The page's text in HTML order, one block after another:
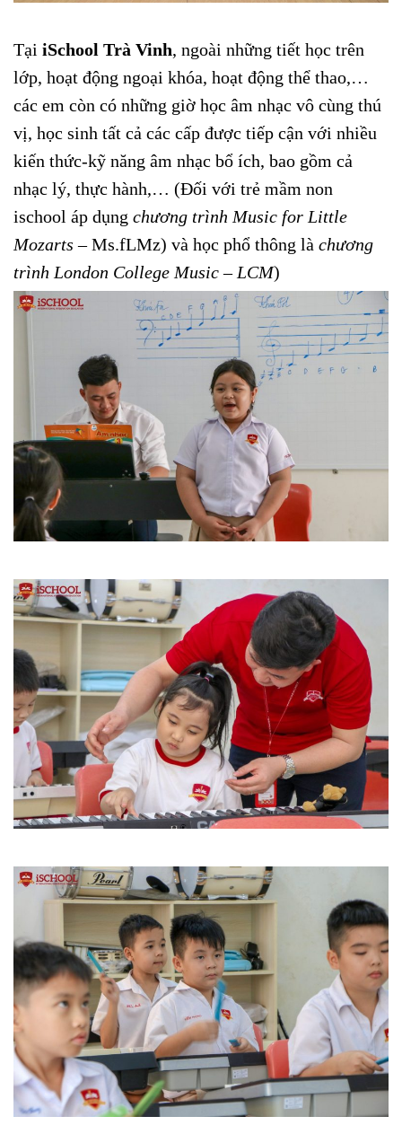
Tại iSchool Trà Vinh, ngoài những tiết học trên
lớp, hoạt động ngoại khóa, hoạt động thể thao,…
các em còn có những giờ học âm nhạc vô cùng thú
vị, học sinh tất cả các cấp được tiếp cận với nhiều
kiến thức-kỹ năng âm nhạc bổ ích, bao gồm cả
nhạc lý, thực hành,… (Đối với trẻ mầm non
ischool áp dụng chương trình Music for Little
Mozarts – Ms.fLMz) và học phổ thông là chương
trình London College Music – LCM)